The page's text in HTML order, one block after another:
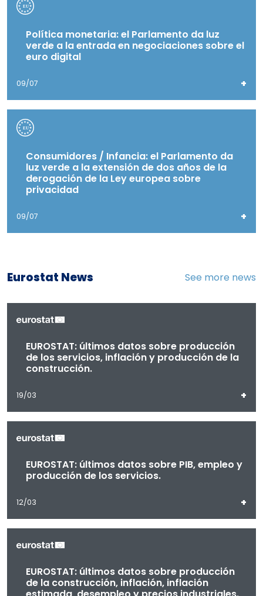
Política monetaria: el Parlamento da luz
verde a la entrada en negociaciones sobre el
euro digital
09/07 +
Consumidores / Infancia: el Parlamento da
luz verde a la extensión de dos años de la
derogación de la Ley europea sobre
privacidad
09/07 +
Eurostat News See more news
EUROSTAT: últimos datos sobre producción
de los servicios, inflación y producción de la
construcción.
19/03 +
EUROSTAT: últimos datos sobre PIB, empleo y
producción de los servicios.
12/03 +
EUROSTAT: últimos datos sobre producción
de la construcción, inflación, inflación